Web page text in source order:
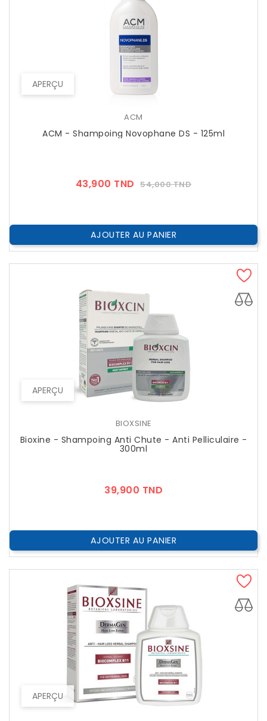
APERÇU
ACM
ACM - Shampoing Novophane DS - 125ml
43,900 TND Prix
54,000 TNDPrix
AJOUTER AU PANIER
APERÇU
BIOXSINE
Bioxine - Shampoing Anti Chute - Anti Pelliculaire -
300ml
39,900 TND
AJOUTER AU PANIER
APERÇU